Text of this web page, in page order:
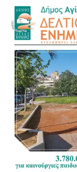
ιδιαίτερα γύρω
και τα σχολικά
την αποτροπή
Οι συστηματικοί
προστασία των
ενώ στέλνουν
παραβατικές
Η Αγία Βαρβάρα
αστυνομική
ασφάλειας για